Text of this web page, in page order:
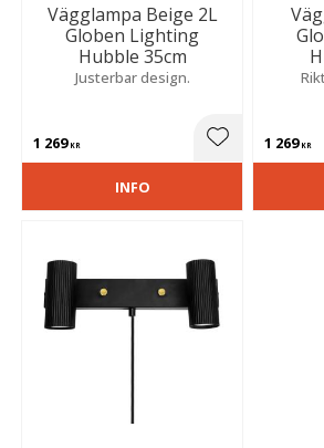
Vägglampa Beige 2L
Globen Lighting
Hubble 35cm
Justerbar design.
1 269KR Lägg till i
INFO
1 269KR